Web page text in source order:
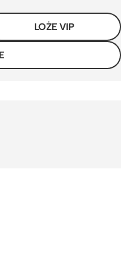
LOŻE VIP